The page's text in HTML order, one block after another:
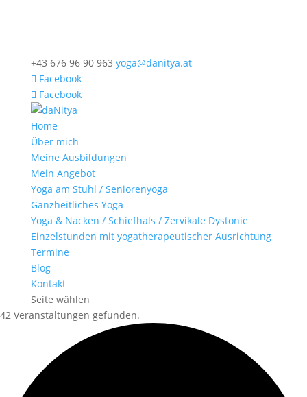
+43 676 96 90 963 yoga@danitya.at
Facebook
Facebook
Home
Über mich
Meine Ausbildungen
Mein Angebot
Yoga am Stuhl / Seniorenyoga
Ganzheitliches Yoga
Yoga & Nacken / Schiefhals / Zervikale Dystonie
Einzelstunden mit yogatherapeutischer Ausrichtung
Termine
Blog
Kontakt
Seite wählen
42 Veranstaltungen gefunden.